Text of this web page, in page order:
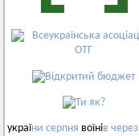
україни серпня воїнів через